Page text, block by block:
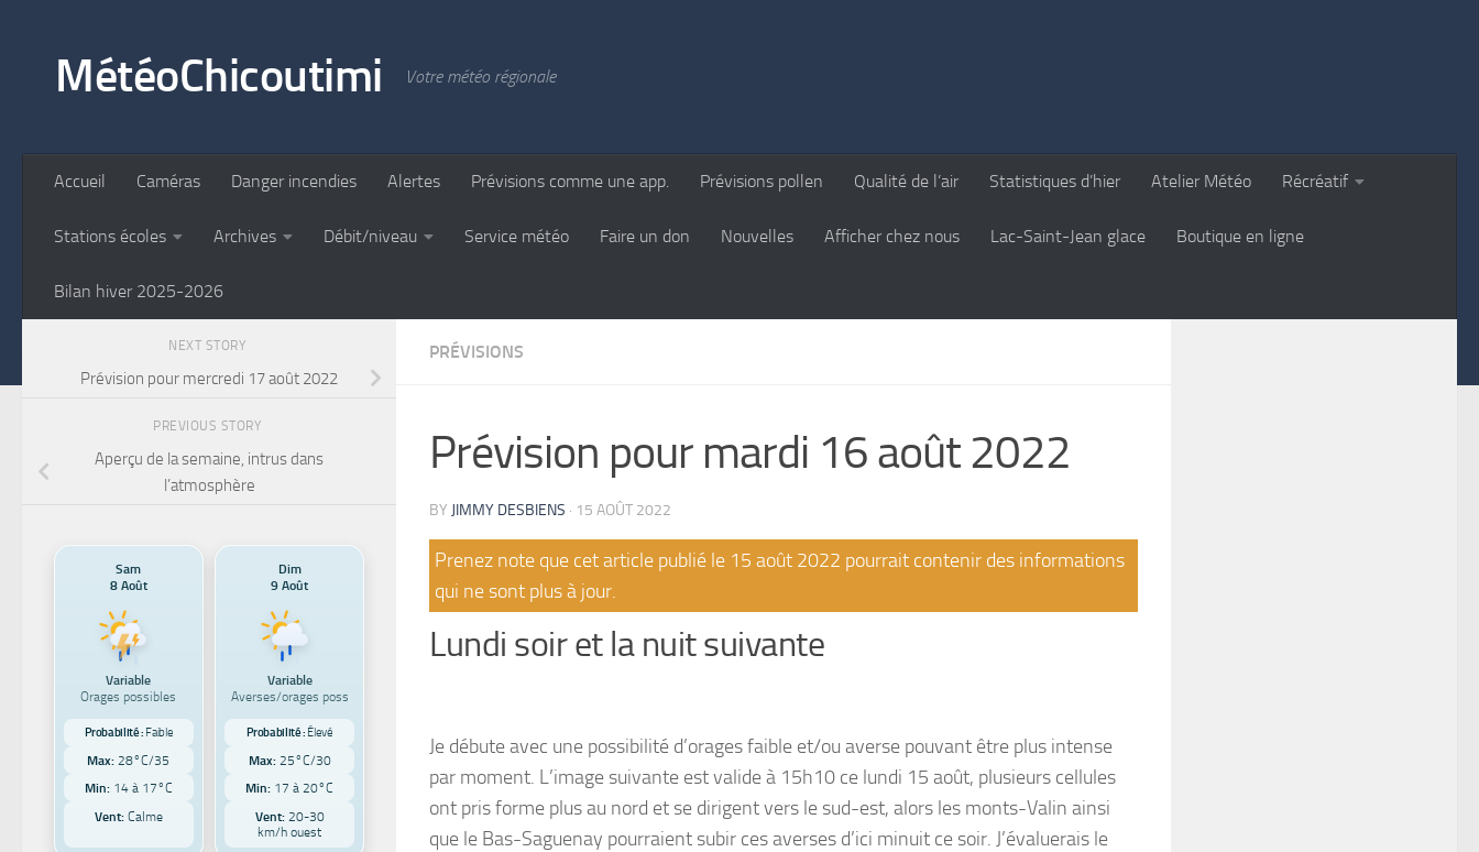
MétéoChicoutimi Votre météo régionale
Accueil Caméras Danger incendies Alertes Prévisions comme une app. Prévisions pollen Qualité de l’air Statistiques d’hier Atelier Météo Récréatif
Stations écoles Archives Débit/niveau Service météo Faire un don Nouvelles Afficher chez nous Lac-Saint-Jean glace Boutique en ligne
Bilan hiver 2025-2026
PRÉVISIONS
Prévision pour mardi 16 août 2022
BY JIMMY DESBIENS · 15 AOÛT 2022
Prenez note que cet article publié le 15 août 2022 pourrait contenir des informations
qui ne sont plus à jour.
Lundi soir et la nuit suivante
Je débute avec une possibilité d’orages faible et/ou averse pouvant être plus intense
par moment. L’image suivante est valide à 15h10 ce lundi 15 août, plusieurs cellules
ont pris forme plus au nord et se dirigent vers le sud-est, alors les monts-Valin ainsi
que le Bas-Saguenay pourraient subir ces averses d’ici minuit ce soir. J’évaluerais le
NEXT STORY
Prévision pour mercredi 17 août 2022
PREVIOUS STORY
Aperçu de la semaine, intrus dans
l’atmosphère
Sam
8 Août
Variable
Orages possibles
Probabilité : Faible
Max: 28°C/35
Min: 14 à 17°C
Vent:Calme
Dim
9 Août
Variable
Averses/orages poss
Probabilité : Élevé
Max: 25°C/30
Min: 17 à 20°C
Vent:20-30
km/h ouest